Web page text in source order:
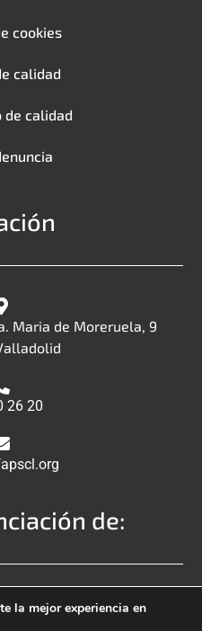
cookies
calidad
de calidad
Maria de Moreruela, 9
26 20
de:
la mejor experiencia en